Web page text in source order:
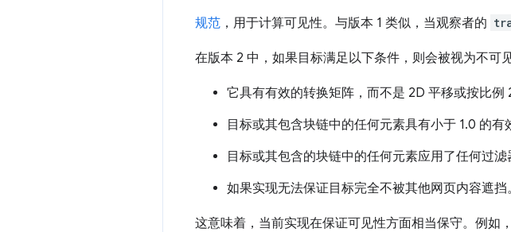
规范 ，用于计算可见性。与版本 1 类似，当观察者的
在版本 2 中，如果目标满足以下条件，则会被视为不可
它具有有效的转换矩阵，而不是 2D 平移或按比例
目标或其包含块链中的任何元素具有小于 1.0 的有
目标或其包含的块链中的任何元素应用了任何过滤
如果实现无法保证目标完全不被其他网页内容遮挡。
这意味着，当前实现在保证可见性方面相当保守。例如